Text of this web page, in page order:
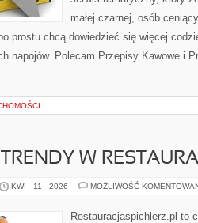
małej czarnej, osób
prostu chcą dowiedzieć się więcej
napojów. Polecam Przepisy Kawowe i
W
KWI - 11 - 2026 MOŻLIWOŚĆ
Restauracjaspichlerz.pl to